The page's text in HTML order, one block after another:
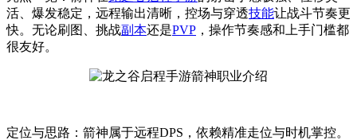
活、爆发稳定，远程输出清晰，控场与穿透技能让战斗节奏更
快。无论刷图、挑战副本还是PVP ，操作节奏感和上手门槛都
很友好。
定位与思路：箭神属于远程DPS，依赖精准走位与时机掌控。